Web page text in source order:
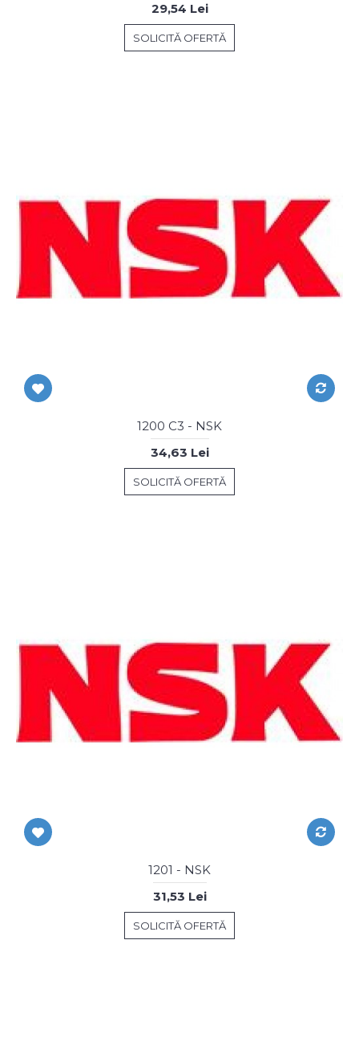
29,54 Lei
SOLICITĂ OFERTĂ
1200 C3 - NSK
34,63 Lei
SOLICITĂ OFERTĂ
1201 - NSK
31,53 Lei
SOLICITĂ OFERTĂ